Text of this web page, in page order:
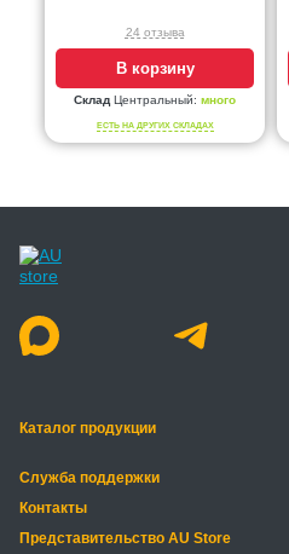
24 отзыва
В корзину
Склад Центральный: много
ЕСТЬ НА ДРУГИХ СКЛАДАХ
Каталог продукции
Служба поддержки
Контакты
Представительство AU Store